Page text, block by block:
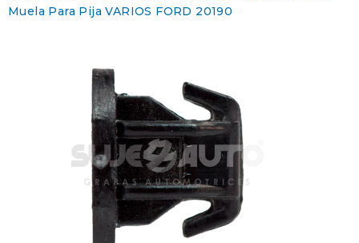
Muela Para Pija VARIOS FORD 20190